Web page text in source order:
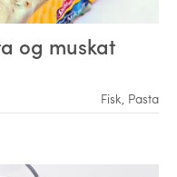
og muskat
Fisk, Pasta